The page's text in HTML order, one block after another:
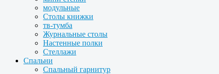
модульные
Столы книжки
тв-тумба
Журнальные столы
Настенные полки
Стеллажи
Спальни
Спальный гарнитур